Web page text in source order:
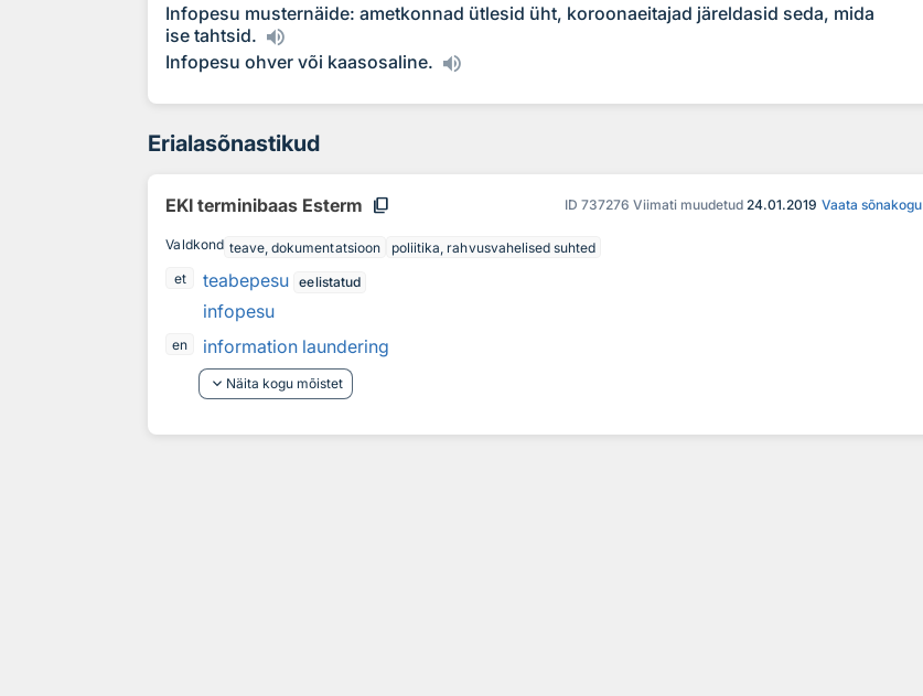
Infopesu musternäide: ametkonnad ütlesid üht, koroonaeitajad järeldasid seda, mida
ise tahtsid.
Infopesu ohver või kaasosaline.
Erialasõnastikud
EKI terminibaas Esterm content_copy ID 737276 Viimati muudetud 24.01.2019 Vaata sõnakogu
Valdkond teave, dokumentatsioon
poliitika, rahvusvahelised suhted
et
teabepesu eelistatud
infopesu
en
information laundering
keyboard_arrow_down Näita kogu mõistet